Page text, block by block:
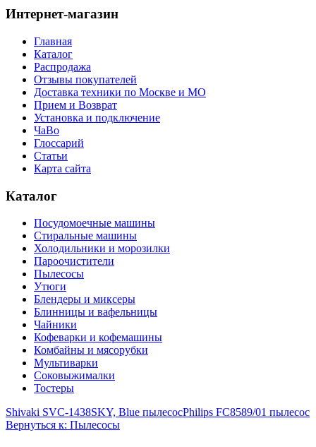
Интернет-магазин
Главная
Каталог
Распродажа
Отзывы покупателей
Доставка техники по Москве и МО
Прием и Возврат
Установка и подключение
ЧаВо
Глоссарий
Статьи
Карта сайта
Каталог
Посудомоечные машины
Стиральные машины
Холодильники и морозилки
Пароочистители
Пылесосы
Утюги
Блендеры и миксеры
Блинницы и вафельницы
Чайники
Кофеварки и кофемашины
Комбайны и мясорубки
Мультиварки
Соковыжималки
Тостеры
Shivaki SVC-1438SKY, Blue пылесосPhilips FC8589/01 пылесос
Вернуться к: Пылесосы